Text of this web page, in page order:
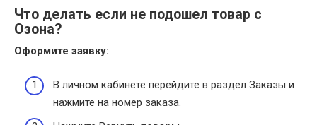
Что делать если не подошел товар с
Озона?
Оформите заявку:
В личном кабинете перейдите в раздел Заказы и
нажмите на номер заказа.